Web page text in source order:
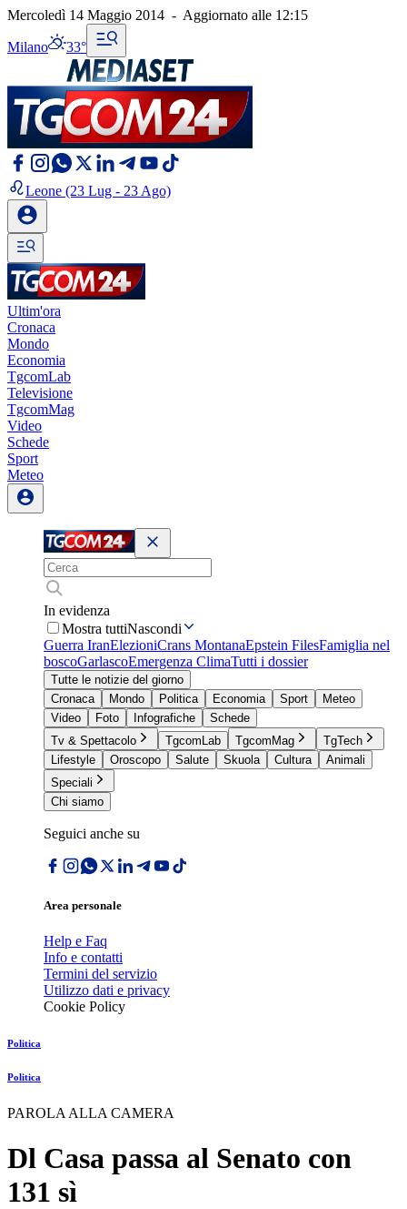
Mercoledì 14 Maggio 2014 - Aggiornato alle 12:15
Milano 33°
Leone (23 Lug - 23 Ago)
Ultim'ora
Cronaca
Mondo
Economia
TgcomLab
Televisione
TgcomMag
Video
Schede
Sport
Meteo
In evidenza
Mostra tuttiNascondi
Guerra IranElezioniCrans MontanaEpstein FilesFamiglia nel
boscoGarlascoEmergenza ClimaTutti i dossier
Tutte le notizie del giorno
Cronaca
Mondo Politica Economia Sport
Meteo
Video
Foto Infografiche
Schede
Tv & Spettacolo
TgcomLab TgcomMag
TgTech
Lifestyle
Oroscopo Salute Skuola Cultura
Animali
Speciali
Chi siamo
Seguici anche su
Area personale
Help e Faq
Info e contatti
Termini del servizio
Utilizzo dati e privacy
Cookie Policy
Politica
Politica
PAROLA ALLA CAMERA
Dl Casa passa al Senato con
131 sì